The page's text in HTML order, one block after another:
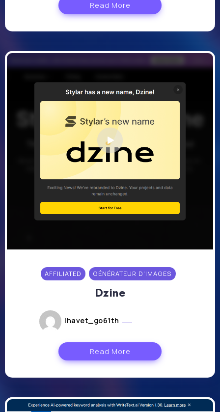
Read More
AFFILIATED GÉNÉRATEUR D'IMAGES
Dzine
lhavet_go61th
Read More